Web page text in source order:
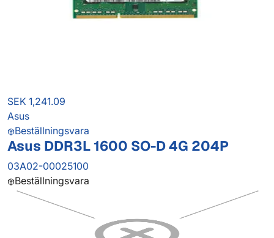
SEK 1,241.09
Asus
Beställningsvara
Asus DDR3L 1600 SO-D 4G 204P
03A02-00025100
Beställningsvara